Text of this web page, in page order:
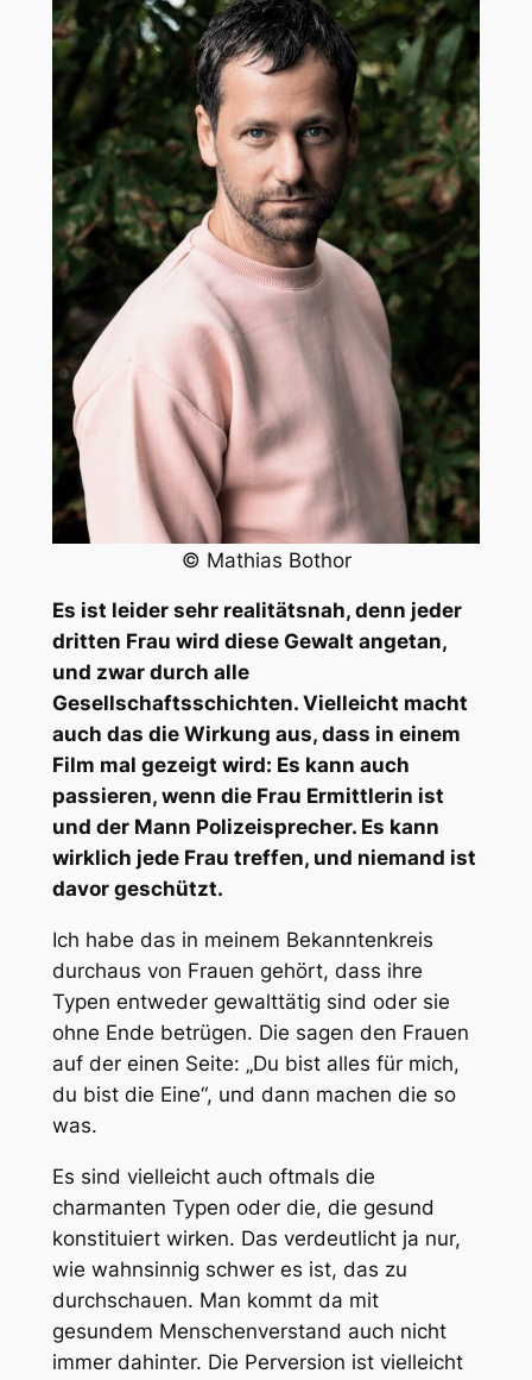
© Mathias Bothor
Es ist leider sehr realitätsnah, denn jeder
dritten Frau wird diese Gewalt angetan,
und zwar durch alle
Gesellschaftsschichten. Vielleicht macht
auch das die Wirkung aus, dass in einem
Film mal gezeigt wird: Es kann auch
passieren, wenn die Frau Ermittlerin ist
und der Mann Polizeisprecher. Es kann
wirklich jede Frau treffen, und niemand ist
davor geschützt.
Ich habe das in meinem Bekanntenkreis
durchaus von Frauen gehört, dass ihre
Typen entweder gewalttätig sind oder sie
ohne Ende betrügen. Die sagen den Frauen
auf der einen Seite: „Du bist alles für mich,
du bist die Eine“, und dann machen die so
was.
Es sind vielleicht auch oftmals die
charmanten Typen oder die, die gesund
konstituiert wirken. Das verdeutlicht ja nur,
wie wahnsinnig schwer es ist, das zu
durchschauen. Man kommt da mit
gesundem Menschenverstand auch nicht
immer dahinter. Die Perversion ist vielleicht